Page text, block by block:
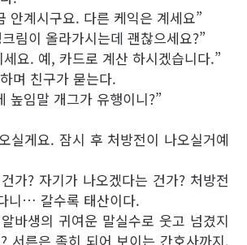
안계시구요. 다른 케익은 계세요”
림이 올라가시는데 괜찮으세요?”
요. 예, 카드로 계산 하시겠습니다.”
며 친구가 묻는다.
높임말 개그가 유행이니?”
실게요. 잠시 후 처방전이 나오실거예
가? 자기가 나오겠다는 건가? 처방전
니… 갈수록 태산이다.
바생의 귀여운 말실수로 웃고 넘겼지
서른은 족히 되어 보이는 간호사까지.